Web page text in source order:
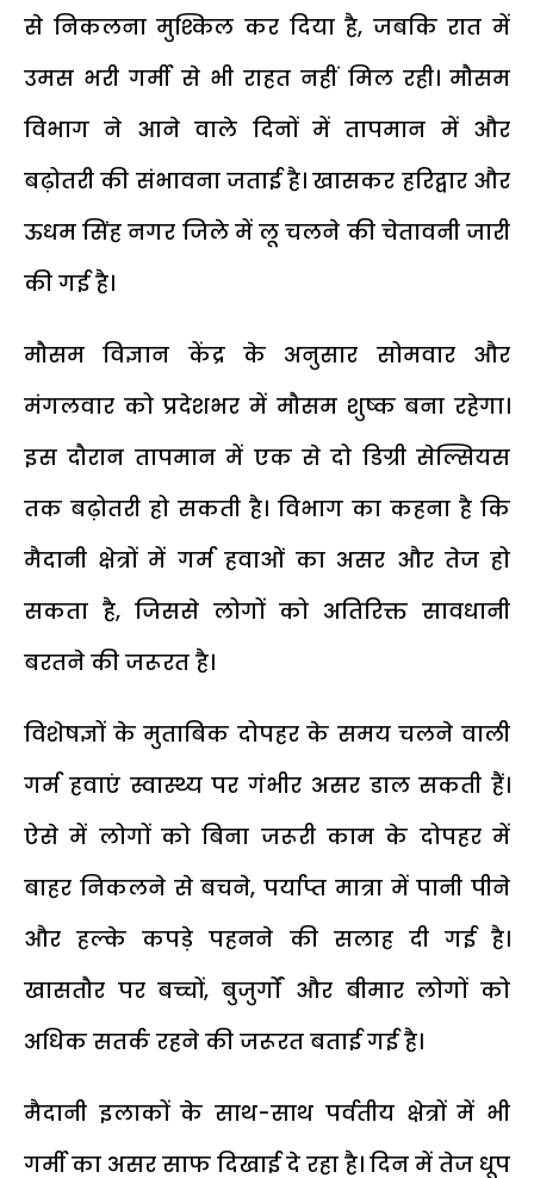
से निकलना मुश्किल कर दिया है, जबकि रात में
उमस भरी गर्मी से भी राहत नहीं मिल रही। मौसम
विभाग ने आने वाले दिनों में तापमान में और
बढ़ोतरी की संभावना जताई है। खासकर हरिद्वार और
ऊधम सिंह नगर जिले में लू चलने की चेतावनी जारी
की गई है।
मौसम विज्ञान केंद्र के अनुसार सोमवार और
मंगलवार को प्रदेशभर में मौसम शुष्क बना रहेगा।
इस दौरान तापमान में एक से दो डिग्री सेल्सियस
तक बढ़ोतरी हो सकती है। विभाग का कहना है कि
मैदानी क्षेत्रों में गर्म हवाओं का असर और तेज हो
सकता है, जिससे लोगों को अतिरिक्त सावधानी
बरतने की जरूरत है।
विशेषज्ञों के मुताबिक दोपहर के समय चलने वाली
गर्म हवाएं स्वास्थ्य पर गंभीर असर डाल सकती हैं।
ऐसे में लोगों को बिना जरूरी काम के दोपहर में
बाहर निकलने से बचने, पर्याप्त मात्रा में पानी पीने
और हल्के कपड़े पहनने की सलाह दी गई है।
खासतौर पर बच्चों, बुजुर्गों और बीमार लोगों को
अधिक सतर्क रहने की जरूरत बताई गई है।
मैदानी इलाकों के साथ-साथ पर्वतीय क्षेत्रों में भी
गर्मी का असर साफ दिखाई दे रहा है। दिन में तेज धूप